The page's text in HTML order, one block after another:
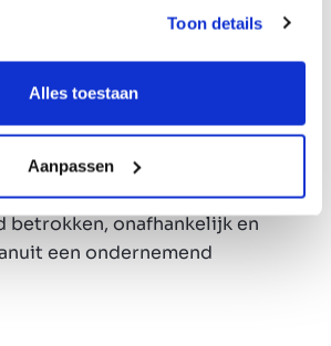
Toon details
Alles toestaan
Aanpassen
in bouw en
Onze specialisten zetten
en ervaring in om samen met u
of groeiambities te
betrokken, onafhankelijk en
een ondernemend